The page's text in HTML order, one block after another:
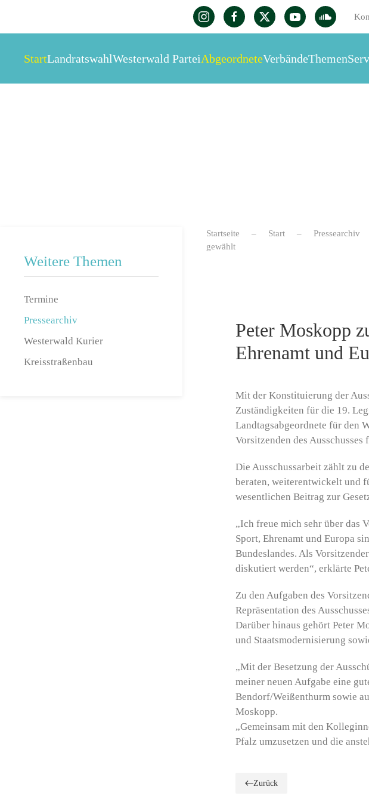
Zum Hauptinhalt springen
StartLandratswahlWesterwald ParteiAbgeordneteVerbändeThemen
Startseite Start Pressearchiv
gewählt
Peter Moskopp
Ehrenamt und
Mit der Konstituierung der
Zuständigkeiten für die 19.
Landtagsabgeordnete für den
Vorsitzenden des
Die Ausschussarbeit zählt zu
beraten, weiterentwickelt und
wesentlichen Beitrag zur
„Ich freue mich sehr über das
Sport, Ehrenamt und Europa
Bundeslandes. Als
diskutiert werden“, erklärte
Zu den Aufgaben des
Repräsentation des
Darüber hinaus gehört Peter
und Staatsmodernisierung
„Mit der Besetzung der
meiner neuen Aufgabe eine
Bendorf/Weißenthurm sowie
Moskopp.
„Gemeinsam mit den
Pfalz umzusetzen und die
Zurück
Weitere Themen
Termine
Pressearchiv
Westerwald Kurier
Kreisstraßenbau